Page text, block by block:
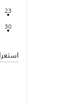
23
30